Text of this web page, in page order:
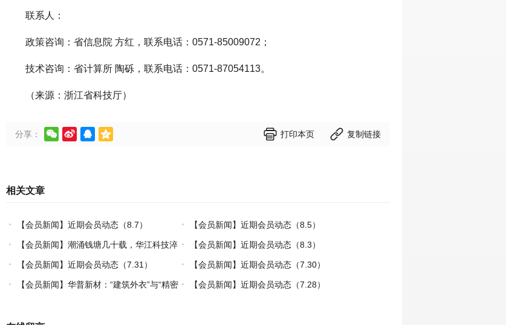
联系人：
政策咨询：省信息院 方红，联系电话：0571-85009072；
技术咨询：省计算所 陶砾，联系电话：0571-87054113。
（来源：浙江省科技厅）
分享：      打印本页  复制链接
相关文章
【会员新闻】近期会员动态（8.7） 【会员新闻】近期会员动态（8.5）
【会员新闻】潮涌钱塘几十载，华江科技淬
炼热塑复材中国力量
【会员新闻】近期会员动态（8.3）
【会员新闻】近期会员动态（7.31） 【会员新闻】近期会员动态（7.30）
【会员新闻】华普新材：“建筑外衣”与“精密
【会员新闻】近期会员动态（7.28）